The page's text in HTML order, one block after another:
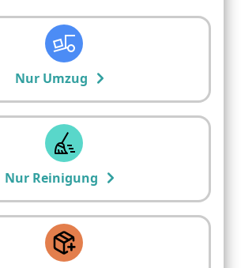
Nur Umzug
Nur Reinigung